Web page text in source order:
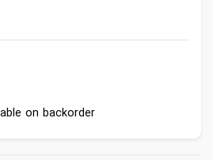
on backorder